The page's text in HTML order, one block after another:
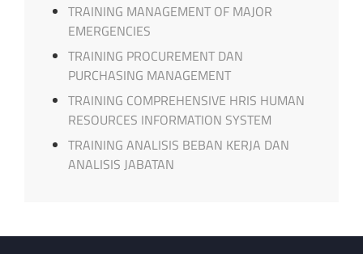
TRAINING MANAGEMENT OF MAJOR
EMERGENCIES
TRAINING PROCUREMENT DAN
PURCHASING MANAGEMENT
TRAINING COMPREHENSIVE HRIS HUMAN
RESOURCES INFORMATION SYSTEM
TRAINING ANALISIS BEBAN KERJA DAN
ANALISIS JABATAN